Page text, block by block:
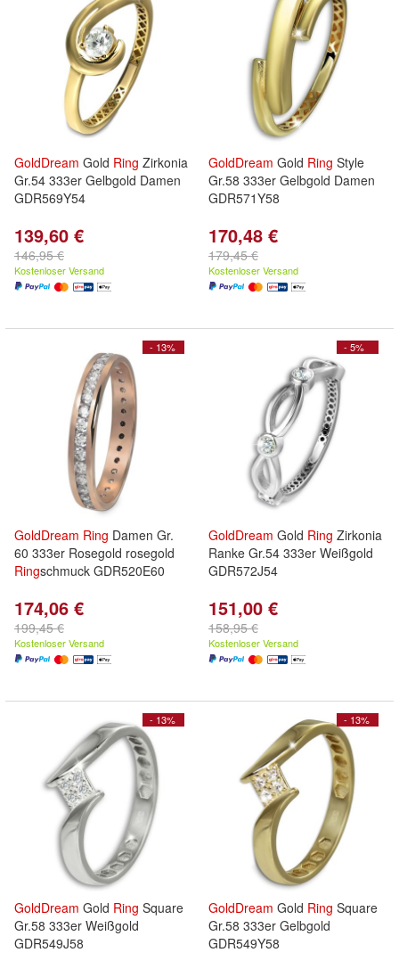
GoldDream Gold Ring Zirkonia
Gr.54 333er Gelbgold Damen
GDR569Y54
139,60 €
146,95 €
Kostenloser Versand
GoldDream Gold Ring Style
Gr.58 333er Gelbgold Damen
GDR571Y58
170,48 €
179,45 €
Kostenloser Versand
- 13%
GoldDream Ring Damen Gr.
60 333er Rosegold rosegold
Ringschmuck GDR520E60
174,06 €
199,45 €
Kostenloser Versand
- 5%
GoldDream Gold Ring Zirkonia
Ranke Gr.54 333er Weißgold
GDR572J54
151,00 €
158,95 €
Kostenloser Versand
- 13%
GoldDream Gold Ring Square
Gr.58 333er Weißgold
GDR549J58
- 13%
GoldDream Gold Ring Square
Gr.58 333er Gelbgold
GDR549Y58